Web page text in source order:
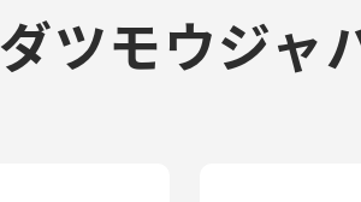
ダツモウジャ